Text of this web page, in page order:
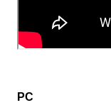
PC